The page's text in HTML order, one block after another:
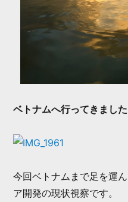
ベトナムへ行ってきました
今回ベトナムまで足を運
ア開発の現状視察です。